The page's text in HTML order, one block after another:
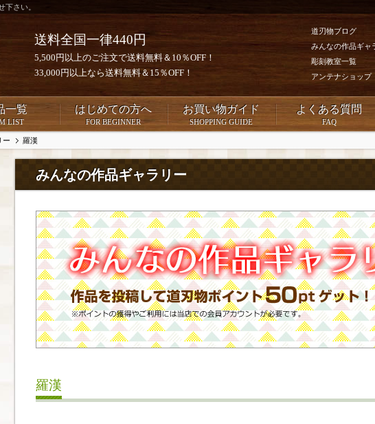
下さい。
送料全国一律440円
5,500円以上のご注文で送料無料＆10％OFF！
33,000円以上なら送料無料＆15％OFF！
道刃物ブログ
みんなの作品ギャ
彫刻教室一覧
アンテナショップ
一覧
LIST
はじめての方へ
FOR BEGINNER
お買い物ガイド
SHOPPING GUIDE
よくある質問
FAQ
ー 羅漢
みんなの作品ギャラリー
羅漢